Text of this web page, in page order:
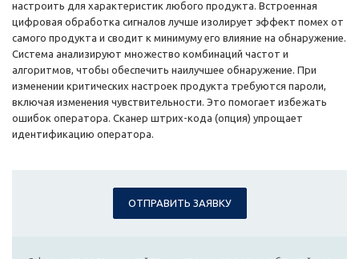
настроить для характеристик любого продукта. Встроенная
цифровая обработка сигналов лучше изолирует эффект помех от
самого продукта и сводит к минимуму его влияние на обнаружение.
Система анализируют множество комбинаций частот и
алгоритмов, чтобы обеспечить наилучшее обнаружение. При
изменении критических настроек продукта требуются пароли,
включая изменения чувствительности. Это помогает избежать
ошибок оператора. Сканер штрих-кода (опция) упрощает
идентификацию оператора.
ОТПРАВИТЬ ЗАЯВКУ